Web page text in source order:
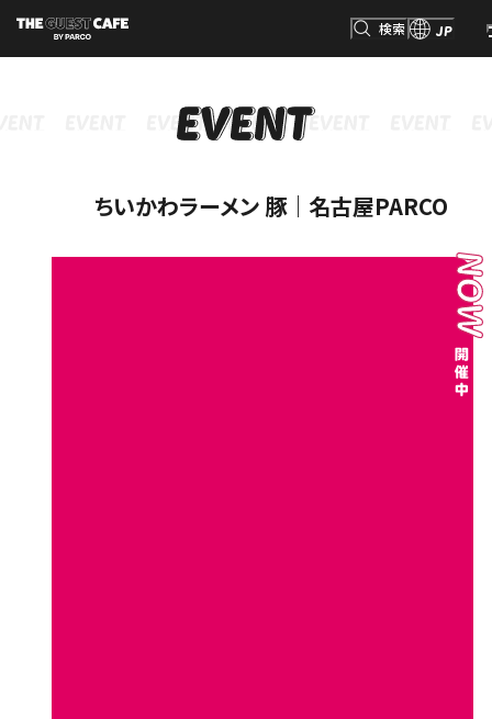
検索 JP
検索
INFORMATION RESERVATION
ちいかわラーメン 豚｜名古屋PARCO